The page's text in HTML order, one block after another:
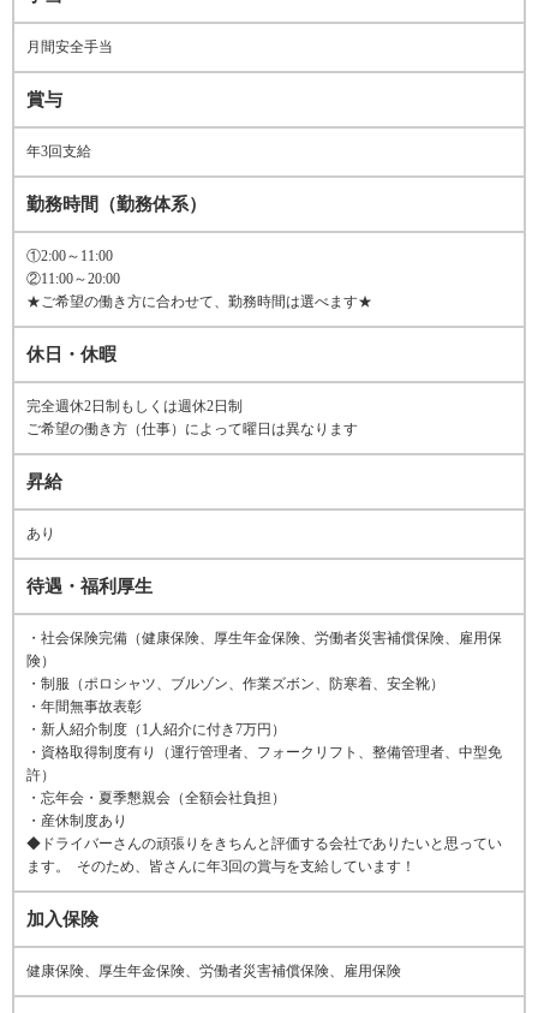
月間安全手当
賞与
年3回支給
勤務時間（勤務体系）
①2:00～11:00
②11:00～20:00
★ご希望の働き方に合わせて、勤務時間は選べます★
休日・休暇
完全週休2日制もしくは週休2日制
ご希望の働き方（仕事）によって曜日は異なります
昇給
あり
待遇・福利厚生
・社会保険完備（健康保険、厚生年金保険、労働者災害補償保険、雇用保
険）
・制服（ポロシャツ、ブルゾン、作業ズボン、防寒着、安全靴）
・年間無事故表彰
・新人紹介制度（1人紹介に付き7万円）
・資格取得制度有り（運行管理者、フォークリフト、整備管理者、中型免
許）
・忘年会・夏季懇親会（全額会社負担）
・産休制度あり
◆ドライバーさんの頑張りをきちんと評価する会社でありたいと思ってい
ます。 そのため、皆さんに年3回の賞与を支給しています！
加入保険
健康保険、厚生年金保険、労働者災害補償保険、雇用保険